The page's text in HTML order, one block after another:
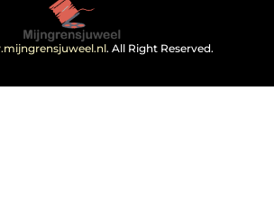
. All Right Reserved.